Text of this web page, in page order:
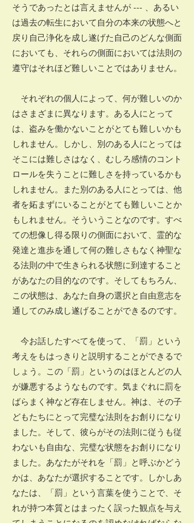
そうであったとは言えませんが --- 、あるい
は過去の転生において自分の本来の状態へと
戻り自己浄化を成し遂げた自己のどんな側面
においても、それらの側面においては法則の
遵守はそれほど難しいことではありません。
それぞれの個人によって、何が難しいのか
はさまざまに異なります。ある人にとって
は、盗みを働かないことがとても難しいかも
しれません。しかし、別のある人にとっては
そこには難しさはなく、むしろ感情のコント
ロールを失うことに難しさを持っているかも
しれません。また別のある人にとっては、他
者を妬まずにいることがとても難しいことか
もしれません。そういうことなのです。すべ
ての想像し得る限りの側面において、霊的な
発達と進歩を通して何の難しさもなく神聖な
る法則の中で生きられる状態に到達すること
があなたの目的なのです。そしてもちろん、
この状態は、あなた自身の選択と自由意志を
通してのみ成し遂げることができるのです。
今お話したすべてを使って、「罰」という
考えをもはっきりと説明することができるで
しょう。この「罰」というのはほとんどの人
が嫌悪するようなものです。気まぐれに罰を
ばらまく神など存在しません。神は、その子
どもたちにとって完璧な法則をお創りになり
ました。そして、彼らがその法則に従うも従
わないも自由な、完璧な状態をお創りになり
ました。あなたがそれを「罰」と呼ぶかどう
かは、あなたが選択することです。しかしあ
なたは、「罰」という言葉を使うことで、そ
れが持つ本質とはまったく誤った観点を与え